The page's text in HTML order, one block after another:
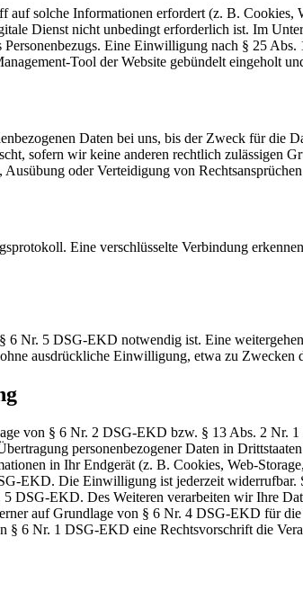
solche Informationen erfordert (z. B. Cookies,
Dienst nicht unbedingt erforderlich ist. Im
Eine Einwilligung nach § 25
Tool der Website gebündelt eingeholt
Daten bei uns, bis der Zweck für die
sofern wir keine anderen rechtlich zulässigen
oder Verteidigung von
Eine verschlüsselte Verbindung
6 Nr. 5 DSG-EKD notwendig ist. Eine
ausdrückliche Einwilligung, etwa zu Zwecken
von § 6 Nr. 2 DSG-EKD bzw. § 13 Abs. 2 Nr.
personenbezogener Daten in
in Ihr Endgerät (z. B. Cookies, Web-
EKD. Die Einwilligung ist jederzeit widerrufbar.
DSG-EKD. Des Weiteren verarbeiten wir Ihre
auf Grundlage von § 6 Nr. 4 DSG-EKD für die
6 Nr. 1 DSG-EKD eine Rechtsvorschrift die